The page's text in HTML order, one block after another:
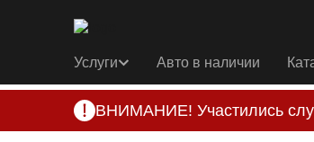
Услуги Авто в наличии
ВНИМАНИЕ! Участились